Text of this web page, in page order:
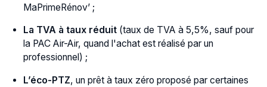
MaPrimeRénov’ ;
La TVA à taux réduit (taux de TVA à 5,5%, sauf pour
la PAC Air-Air, quand l'achat est réalisé par un
professionnel) ;
L’éco-PTZ, un prêt à taux zéro proposé par certaines